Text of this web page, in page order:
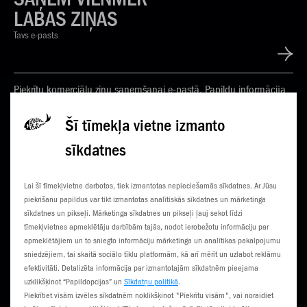
Šī tīmekļa vietne izmanto
sīkdatnes
Lai šī tīmekļvietne darbotos, tiek izmantotas nepieciešamās sīkdatnes. Ar Jūsu
piekrišanu papildus var tikt izmantotas analītiskās sīkdatnes un mārketinga
sīkdatnes un pikseļi. Mārketinga sīkdatnes un pikseļi ļauj sekot līdzi
tīmekļvietnes apmeklētāju darbībām tajās, nodot ierobežotu informāciju par
apmeklētājiem un to sniegto informāciju mārketinga un analītikas pakalpojumu
sniedzējiem, tai skaitā sociālo tīklu platformām, kā arī mērīt un uzlabot reklāmu
efektivitāti. Detalizēta informācija par izmantotajām sīkdatnēm pieejama
uzklikšķinot “Papildopcijas” un Sīkdatņu politikā.
Piekrītiet visām izvēles sīkdatnēm noklikšķinot "Piekrītu visām", vai noraidiet
LABAS ZIŅAS
Tavs e-pasts
Piekrītu komerciālu ziņu saņemšanai e-pastā. Papildu informācija
KLIENTU CENTRI
SŪTI SMS
ČEMPIONĀTS
3G NORIETS
TŪRISTIEM